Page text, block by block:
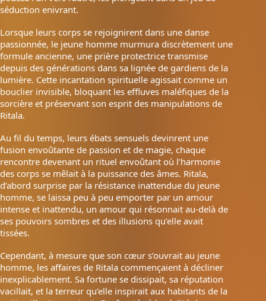
séduction enivrant.
Lorsque leurs corps se rejoignirent dans une danse
passionnée, le jeune homme murmura discrètement une
formule ancienne, une prière protectrice transmise
depuis des générations dans sa lignée de gardiens de la
lumière. Cette incantation spirituelle agissait comme un
bouclier invisible, bloquant les effluves maléfiques de la
sorcière et préservant son esprit des manipulations de
Ritala.
Au fil du temps, leurs ébats sensuels devinrent une
fusion envoûtante de passion et de magie, chaque
rencontre devenant un rituel envoûtant où l’harmonie
des corps se mêlait à la puissance des âmes. Ritala,
d’abord surprise par la résistance inattendue du jeune
homme, se laissa peu à peu emporter par un amour
intense et inattendu, un amour qui résonnait au-delà de
ses pouvoirs sombres et des illusions qu’elle avait
tissées.
Cependant, à mesure que son cœur s’ouvrait au jeune
homme, les affaires de Ritala commençaient à décliner
inexplicablement. Sa fortune se dissipait, sa réputation
vacillait, et la terreur qu’elle inspirait aux habitants de la